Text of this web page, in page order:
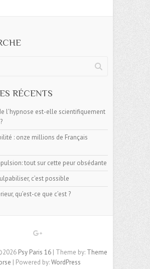
RÉCENTS
l’hypnose est-elle scientifiquement
: onze millions de Français
tout sur cette peur obsédante
c’est possible
qu’est-ce que c’est ?
Psy Paris 16| Theme by: Theme
| Powered by:WordPress